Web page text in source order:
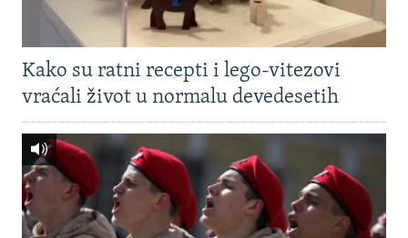
Kako su ratni recepti i lego-vitezovi
vraćali život u normalu devedesetih